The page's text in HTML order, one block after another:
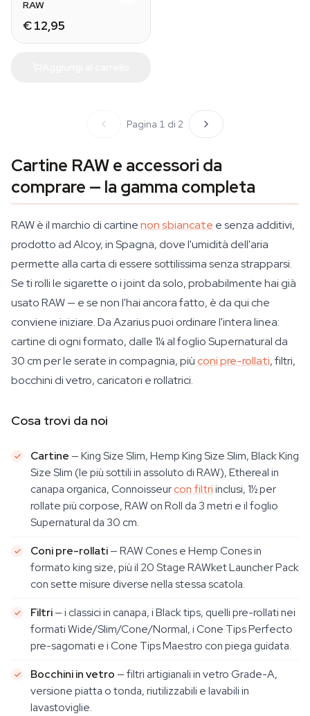
RAW
€ 12,95
Pagina 1 di 2
Cartine RAW e accessori da
comprare — la gamma completa
RAW è il marchio di cartinenon sbiancate e senza additivi,
prodotto ad Alcoy, in Spagna, dove l'umidità dell'aria
permette alla carta di essere sottilissima senza strapparsi.
Se ti rolli le sigarette o i joint da solo, probabilmente hai già
usato RAW — e se non l'hai ancora fatto, è da qui che
conviene iniziare. Da Azarius puoi ordinare l'intera linea:
cartine di ogni formato, dalle 1¼ al foglio Supernatural da
30 cm per le serate in compagnia, piùconi pre-rollati, filtri,
bocchini di vetro, caricatori e rollatrici.
Cosa trovi da noi
Cartine — King Size Slim, Hemp King Size Slim, Black King
Size Slim (le più sottili in assoluto di RAW), Ethereal in
canapa organica, Connoisseurcon filtriinclusi, 1½ per
rollate più corpose, RAW on Roll da 3 metri e il foglio
Supernatural da 30 cm.
Coni pre-rollati— RAW Cones e Hemp Cones in
formato king size, più il 20 Stage RAWket Launcher Pack
con sette misure diverse nella stessa scatola.
Filtri— i classici in canapa, i Black tips, quelli pre-rollati nei
formati Wide/Slim/Cone/Normal, i Cone Tips Perfecto
pre-sagomati e i Cone Tips Maestro con piega guidata.
Bocchini in vetro — filtri artigianali in vetro Grade-A,
versione piatta o tonda, riutilizzabili e lavabili in
lavastoviglie.